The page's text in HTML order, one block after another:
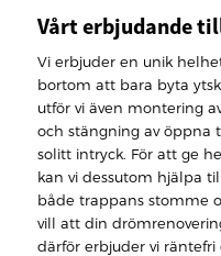
Vårt erbjudande
Vi erbjuder en unik
bortom att bara byta
utför vi även montering
och stängning av öppna
solitt intryck. För att ge
kan vi dessutom hjälpa
både trappans stomme
vill att din
därför erbjuder vi